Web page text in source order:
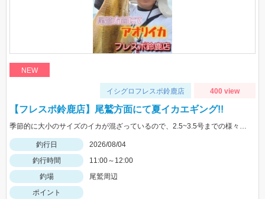
NEW
イシグロフレスポ鈴鹿店 400 view
【フレスポ鈴鹿店】尾鷲方面にて夏イカエギング!!
季節的に大小のサイズのイカが混ざっているので、2.5~3.5号までの様々なサイズを持っていきましょう!!
釣行日
2026/08/04
釣行時間
11:00～12:00
釣場
尾鷲周辺
ポイント